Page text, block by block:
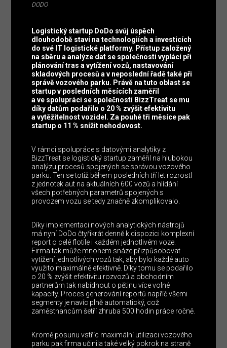
DODO
Logistický startup DoDo svůj úspěch
dlouhodobě staví na technologiích a investicích
do své IT logistické platformy. Přístup založený
na sběru a analýze dat se společnosti vyplácí při
plánování tras a vytížení vozů, nastavování
skladových procesů a v neposlední řadě také při
správě vozového parku. Právě na tuto oblast se
startup v posledních měsících zaměřil
a ve spolupráci se společností BizzTreat se mu
díky datům podařilo o 20 % zvýšit efektivitu
a vytěžitelnost vozidel. Za pouhé tři měsíce pak
startup o 11 % snížit nehodovost.
V rámci spolupráce s datovými analytiky z
BizzTreat se logistický startup zaměřil na hlubokou
analýzu procesů spojených se správou vozového
parku. Ten se totiž během posledních tří let rozrostl
z jednotek aut na aktuálních 600 vozů a hlídání
všech potřebných parametrů spojených s
provozem vozu se tedy značně zkomplikovalo.
Díky implementaci nových analytických nástrojů
má nyní DoDo čtyřikrát denně k dispozici komplexní
report o celé flotile i každém jednotlivém voze.
Firma tak může mnohem snáze přizpůsobovat
vytížení jednotlivých vozů tak, aby bylo každé auto
využito maximálně efektivně. Díky tomu se podařilo
o 20 % zvýšit efektivitu rozvozů a obchodním
partnerům tak nabídnout o pětinu více volné
kapacity. Proces generování reportů napříč všemi
segmenty je navíc plně automatický, což
zaměstnancům šetří zhruba 500 hodin práce ročně.
Kromě posunu vstříc maximální utilizaci vozového
parku pak firma učinila také velký pokrok na straně